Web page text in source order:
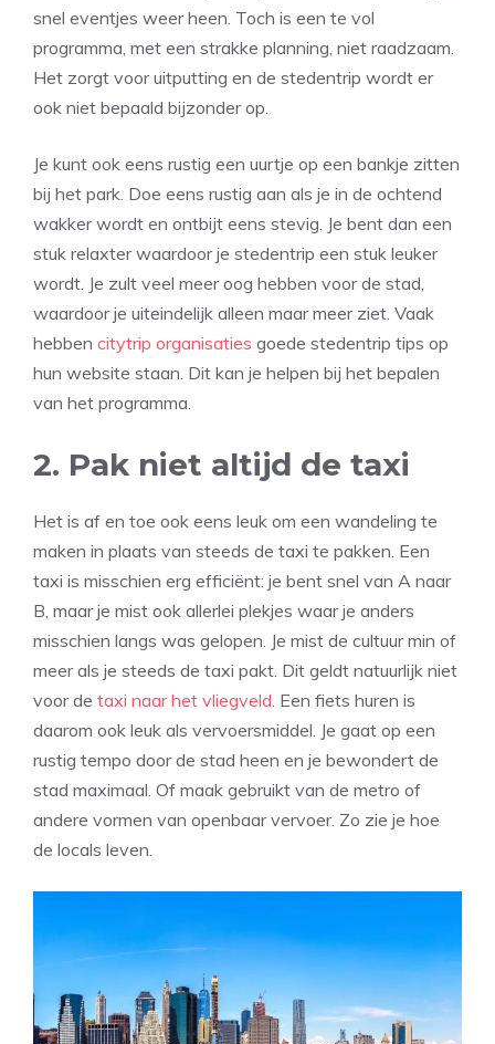
snel eventjes weer heen. Toch is een te vol
programma, met een strakke planning, niet raadzaam.
Het zorgt voor uitputting en de stedentrip wordt er
ook niet bepaald bijzonder op.
Je kunt ook eens rustig een uurtje op een bankje zitten
bij het park. Doe eens rustig aan als je in de ochtend
wakker wordt en ontbijt eens stevig. Je bent dan een
stuk relaxter waardoor je stedentrip een stuk leuker
wordt. Je zult veel meer oog hebben voor de stad,
waardoor je uiteindelijk alleen maar meer ziet. Vaak
hebben citytrip organisaties goede stedentrip tips op
hun website staan. Dit kan je helpen bij het bepalen
van het programma.
2. Pak niet altijd de taxi
Het is af en toe ook eens leuk om een wandeling te
maken in plaats van steeds de taxi te pakken. Een
taxi is misschien erg efficiënt: je bent snel van A naar
B, maar je mist ook allerlei plekjes waar je anders
misschien langs was gelopen. Je mist de cultuur min of
meer als je steeds de taxi pakt. Dit geldt natuurlijk niet
voor de taxi naar het vliegveld. Een fiets huren is
daarom ook leuk als vervoersmiddel. Je gaat op een
rustig tempo door de stad heen en je bewondert de
stad maximaal. Of maak gebruikt van de metro of
andere vormen van openbaar vervoer. Zo zie je hoe
de locals leven.